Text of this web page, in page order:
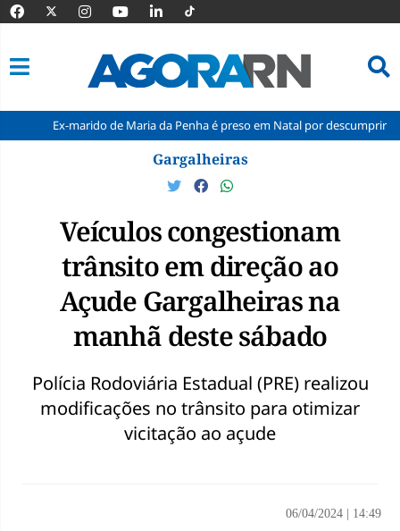
marido de Maria da Penha é preso em Natal por descumprir medida
Gargalheiras
Veículos congestionam
trânsito em direção ao
Açude Gargalheiras na
manhã deste sábado
Polícia Rodoviária Estadual (PRE) realizou
modificações no trânsito para otimizar
vicitação ao açude
06/04/2024 14:49